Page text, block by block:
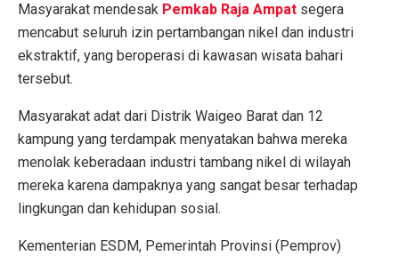
Masyarakat mendesak Pemkab Raja Ampat segera
mencabut seluruh izin pertambangan nikel dan industri
ekstraktif, yang beroperasi di kawasan wisata bahari
tersebut.
Masyarakat adat dari Distrik Waigeo Barat dan 12
kampung yang terdampak menyatakan bahwa mereka
menolak keberadaan industri tambang nikel di wilayah
mereka karena dampaknya yang sangat besar terhadap
lingkungan dan kehidupan sosial.
Kementerian ESDM, Pemerintah Provinsi (Pemprov)